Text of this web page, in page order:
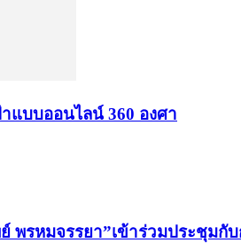
แบบออนไลน์ 360 องศา
ย์ พรหมจรรยา”เข้าร่วมประชุ